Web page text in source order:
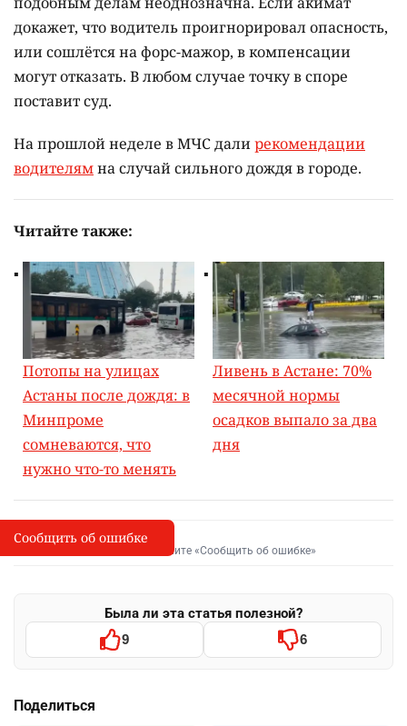
докажет, что водитель проигнорировал опасность,
или сошлётся на форс-мажор, в компенсации
могут отказать. В любом случае точку в споре
поставит суд.
На прошлой неделе в МЧС далирекомендации
водителямна случай сильного дождя в городе.
Читайте также:
Потопы на улицах
Астаны после дождя: в
Минпроме
сомневаются, что
нужно что-то менять
Ливень в Астане: 70%
месячной нормы
осадков выпало за два
дня
I
Сообщить об опечатке
Выделите фрагмент и нажмите «Сообщить об ошибке»
Была ли эта статья полезной?
9 6
Поделиться
Сообщить об ошибке